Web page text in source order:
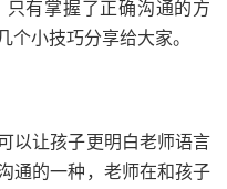
有掌握了正确沟通的方
小技巧分享给大家。
以让孩子更明白老师语言
通的一种，老师在和孩子